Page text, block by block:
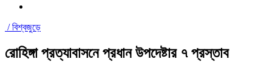
/বিশ্বজুড়ে
রোহিঙ্গা প্রত্যাবাসনে প্রধান উপদেষ্টার ৭ প্রস্তাব